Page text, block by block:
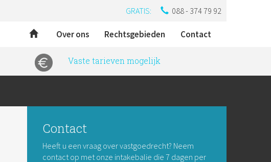
GRATIS: 088 - 374 79 92
Over ons Rechtsgebieden Contact
Vaste tarieven mogelijk
Contact
Heeft u een vraag over vastgoedrecht? Neem
contact op met onze intakebalie die 7 dagen per